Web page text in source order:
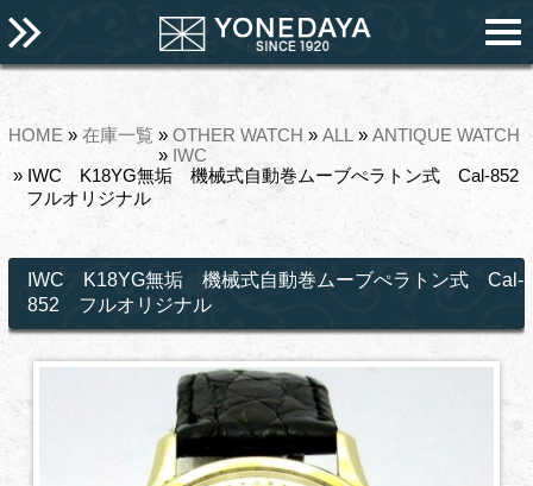
HOME » 在庫一覧 » OTHER WATCH » ALL » ANTIQUE WATCH
» IWC
» IWC K18YG無垢 機械式自動巻ムーブぺラトン式 Cal-852
フルオリジナル
IWC K18YG無垢 機械式自動巻ムーブぺラトン式 Cal-
852 フルオリジナル